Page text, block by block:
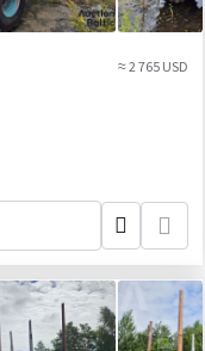
≈ 2 765 USD